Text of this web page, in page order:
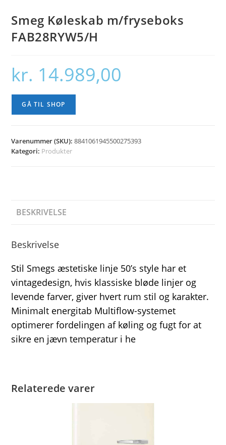
Smeg Køleskab m/fryseboks
FAB28RYW5/H
kr. 14.989,00
GÅ TIL SHOP
Varenummer (SKU):8841061945500275393
Kategori: Produkter
BESKRIVELSE
Beskrivelse
Stil Smegs æstetiske linje 50’s style har et
vintagedesign, hvis klassiske bløde linjer og
levende farver, giver hvert rum stil og karakter.
Minimalt energitab Multiflow-systemet
optimerer fordelingen af køling og fugt for at
sikre en jævn temperatur i he
Relaterede varer